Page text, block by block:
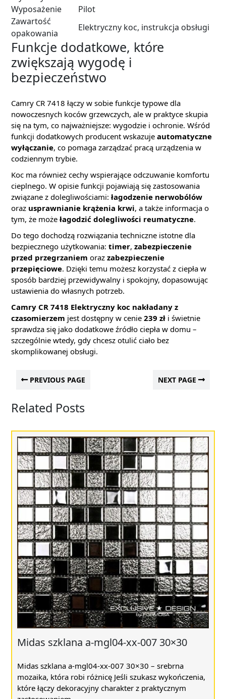
Wyposażenie
Pilot
Zawartość
opakowania
Elektryczny koc, instrukcja obsługi
Funkcje dodatkowe, które
zwiększają wygodę i
bezpieczeństwo
Camry CR 7418 łączy w sobie funkcje typowe dla
nowoczesnych koców grzewczych, ale w praktyce skupia
się na tym, co najważniejsze: wygodzie i ochronie. Wśród
funkcji dodatkowych producent wskazuje automatyczne
wyłączanie, co pomaga zarządzać pracą urządzenia w
codziennym trybie.
Koc ma również cechy wspierające odczuwanie komfortu
cieplnego. W opisie funkcji pojawiają się zastosowania
związane z dolegliwościami: łagodzenie nerwobólów
oraz usprawnianie krążenia krwi, a także informacja o
tym, że może łagodzić dolegliwości reumatyczne.
Do tego dochodzą rozwiązania techniczne istotne dla
bezpiecznego użytkowania: timer, zabezpieczenie
przed przegrzaniem oraz zabezpieczenie
przepięciowe. Dzięki temu możesz korzystać z ciepła w
sposób bardziej przewidywalny i spokojny, dopasowując
ustawienia do własnych potrzeb.
Camry CR 7418 Elektryczny koc nakładany z
czasomierzem jest dostępny w cenie 239 zł i świetnie
sprawdza się jako dodatkowe źródło ciepła w domu –
szczególnie wtedy, gdy chcesz otulić ciało bez
skomplikowanej obsługi.
PREVIOUS PAGE NEXT PAGE
Related Posts
Midas szklana a-mgl04-xx-007 30×30
Midas szklana a-mgl04-xx-007 30×30 – srebrna
mozaika, która robi różnicę Jeśli szukasz wykończenia,
które łączy dekoracyjny charakter z praktycznym